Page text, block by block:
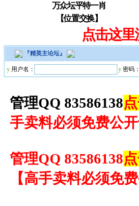
万众坛平特一肖
【位置交换】
点击这
『精英主论坛』
y用户名： y密码：
管理QQ 83586138
手卖料必须免费公
管理QQ 83586138
【高手卖料必须免